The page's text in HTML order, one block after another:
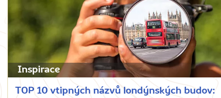
Inspirace
TOP 10 vtipných názvů londýnských budov: